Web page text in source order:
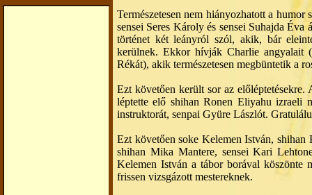
Természetesen nem hiányozhatott a
sensei Seres Károly és sensei Suhajda
történet két leányról szól, akik, bár
kerülnek. Ekkor hívják Charlie angyalait
Rékát), akik természetesen megbüntetik a
Ezt követően került sor az
léptette elő shihan Ronen Eliyahu izraeli
instruktorát, senpai Gyüre Lászlót.
Ezt követően soke Kelemen István,
shihan Mika Mantere, sensei Kari
Kelemen István a tábor borával köszönte
frissen vizsgázott mestereknek.